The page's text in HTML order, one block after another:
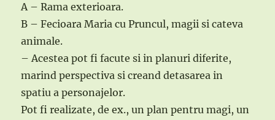
A – Rama exterioara.
B – Fecioara Maria cu Pruncul, magii si cateva
animale.
– Acestea pot fi facute si in planuri diferite,
marind perspectiva si creand detasarea in
spatiu a personajelor.
Pot fi realizate, de ex., un plan pentru magi, un